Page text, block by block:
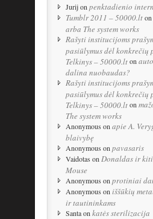
Jurijon penktadienio
Tumblr 2011 – 50000.lton
arba The system works
Rašyti institucijoms
pasiūlymus dėl konkrečių
Telkinys – 50000.lton
dalina nuobaudas?
Rašyti institucijoms
pasiūlymus dėl konkrečių
Telkinys – 50000.lton
The system works
Anonymous on apie A.
blaivybę
Anonymous on pavasaris
Vaidotas on Donaldas ir
Mouse
Anonymous on protiniai
Anonymous on iššūkių
ir tautininkams
Santaon katės sterilizacija